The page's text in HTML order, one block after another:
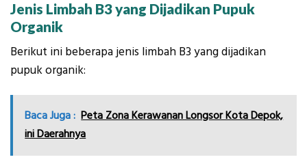
Jenis Limbah B3 yang Dijadikan Pupuk
Organik
Berikut ini beberapa jenis limbah B3 yang dijadikan
pupuk organik:
Baca Juga : Peta Zona Kerawanan Longsor Kota Depok,
ini Daerahnya